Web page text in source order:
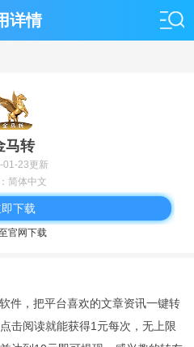
详情
马转
01-23更新
简体中文
下载
官网下载
件，把平台喜欢的文章资讯一键转
击阅读就能获得1元每次，无上限